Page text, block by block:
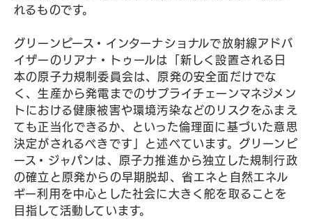
れるものです。
グリーンピース・インターナショナルで放射線アドバ
イザーのリアナ・トゥールは「新しく設置される日
本の原子力規制委員会は、原発の安全面だけでな
く、生産から発電までのサプライチェーンマネジメン
トにおける健康被害や環境汚染などのリスクをふまえ
ても正当化できるか、といった倫理面に基づいた意思
決定がされるべきです」と述べています。グリーンピ
ース・ジャパンは、原子力推進から独立した規制行政
の確立と原発からの早期脱却、省エネと自然エネル
ギー利用を中心とした社会に大きく舵を取ることを
目指して活動しています。